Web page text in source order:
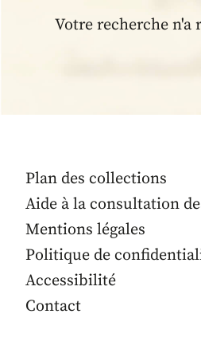
Votre recherche
Plan des collections
Aide à la consultation
Mentions légales
Politique de
Accessibilité
Contact